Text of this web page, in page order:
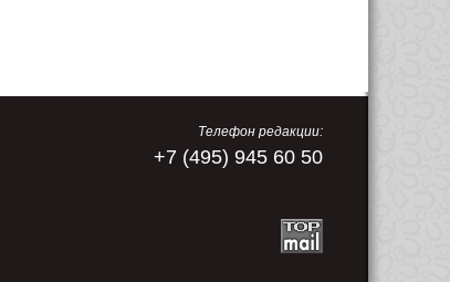
Телефон редакции:
+7 (495) 945 60 50